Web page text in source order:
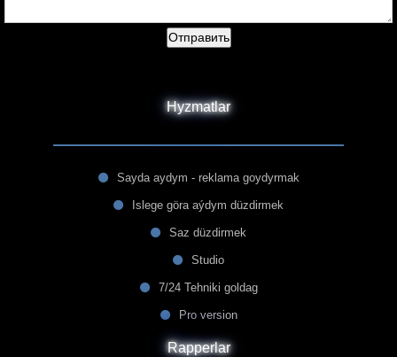
Отправить
Hyzmatlar
Sayda aydym - reklama goydyrmak
Islege göra aýdym düzdirmek
Saz düzdirmek
Studio
7/24 Tehniki goldag
Pro version
Rapperlar